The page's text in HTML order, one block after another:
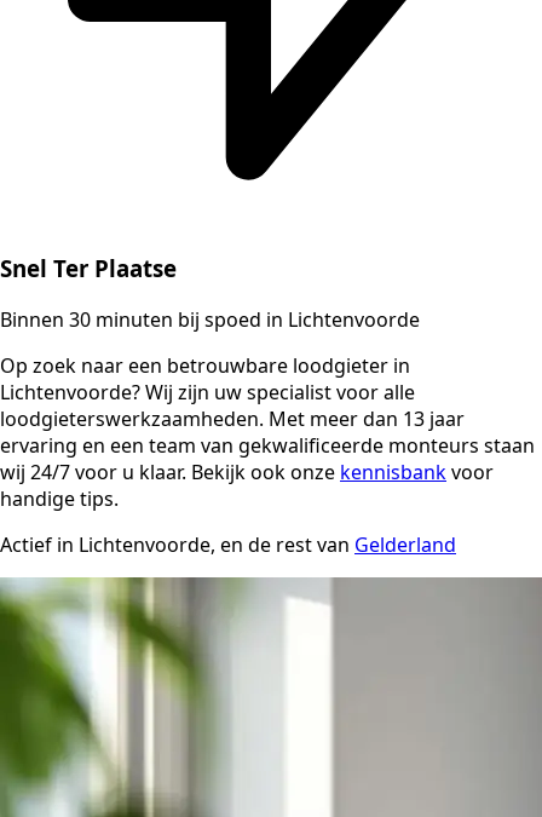
Snel Ter Plaatse
Binnen 30 minuten bij spoed in Lichtenvoorde
Op zoek naar een betrouwbare loodgieter in
Lichtenvoorde? Wij zijn uw specialist voor alle
loodgieterswerkzaamheden. Met meer dan 13 jaar
ervaring en een team van gekwalificeerde monteurs staan
wij 24/7 voor u klaar. Bekijk ook onze kennisbankvoor
handige tips.
Actief in Lichtenvoorde, en de rest van Gelderland